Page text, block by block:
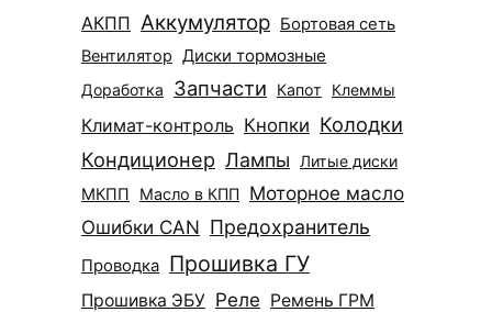
АКПП Аккумулятор Бортовая сеть
Вентилятор Диски тормозные
Доработка Запчасти Капот Клеммы
Климат-контроль Кнопки Колодки
Кондиционер Лампы Литые диски
МКПП Масло в КПП
Моторное масло
Ошибки CAN Предохранитель
Проводка Прошивка ГУ
Прошивка ЭБУ Реле Ремень ГРМ